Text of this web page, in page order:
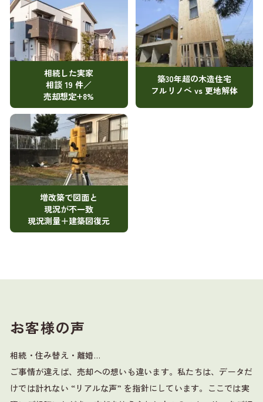
相続した実家
相談 19 件／
売却想定+8%
築30年超の木造住宅
フルリノベ vs 更地解体
増改築で図面と
現況が不一致
現況測量＋建築図復元
お客様の声
相続・住み替え・離婚…
ご事情が違えば、売却への想いも違います。私たちは、データだ
けでは計れない “リアルな声” を指針にしています。 ここでは実